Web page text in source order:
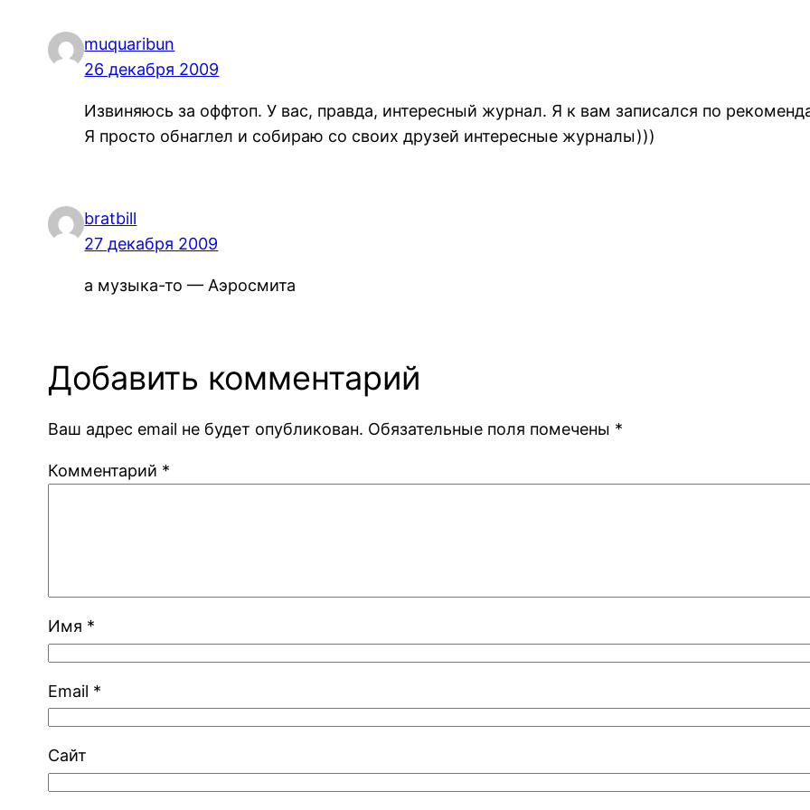
muquaribun
26 декабря 2009
Извиняюсь за оффтоп. У вас, правда, интересный журнал. Я к вам записался по
Я просто обнаглел и собираю со своих друзей интересные журналы)))
bratbill
27 декабря 2009
а музыка-то — Аэросмита
Добавить комментарий
Ваш адрес email не будет опубликован. Обязательные поля помечены *
Комментарий *
Имя *
Email *
Сайт